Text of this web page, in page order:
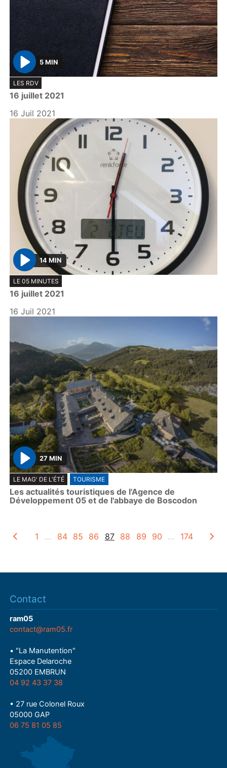
P
l
a
y
5 MIN
LES RDV
16 juillet 2021
16 Juil 2021
P
l
a
y
14 MIN
LE 05 MINUTES
16 juillet 2021
16 Juil 2021
P
l
a
y
27 MIN
LE MAG' DE L'ÉTÉ TOURISME
Les actualités touristiques de l'Agence de
Développement 05 et de l'abbaye de Boscodon
1 … 84 85 86 87 88 89 90 … 174
Contact
ram05
contact@ram05.fr
• "La Manutention"
Espace Delaroche
05200 EMBRUN
04 92 43 37 38
• 27 rue Colonel Roux
05000 GAP
06 75 81 05 85